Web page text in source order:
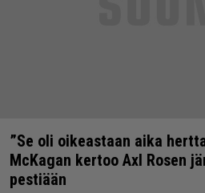
”Se oli oikeastaan aika
McKagan kertoo Axl Rosen
pestiään